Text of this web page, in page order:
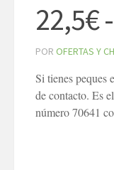
22,5€
POR OFERTAS Y
Si tienes peques
de contacto. Es
número 70641